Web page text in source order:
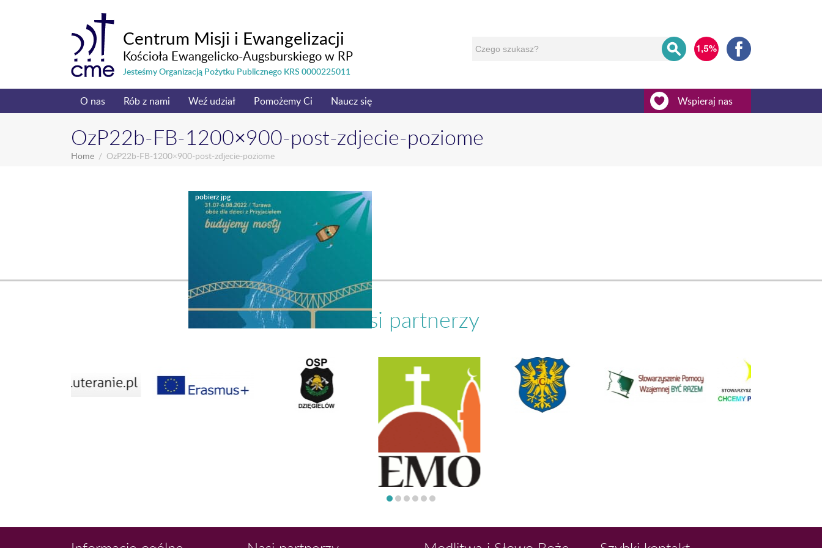
Centrum Misji i Ewangelizacji
Kościoła Ewangelicko-Augsburskiego w RP
Jesteśmy Organizacją Pożytku Publicznego KRS 0000225011
O nas Rób z nami Weź udział Pomożemy Ci Naucz się Wspieraj nas
OzP22b-FB-1200×900-post-zdjecie-poziome
Home OzP22b-FB-1200×900-post-zdjecie-poziome
Nasi partnerzy